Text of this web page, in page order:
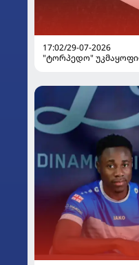
17:02/29-07-2026
"ტორპედო"